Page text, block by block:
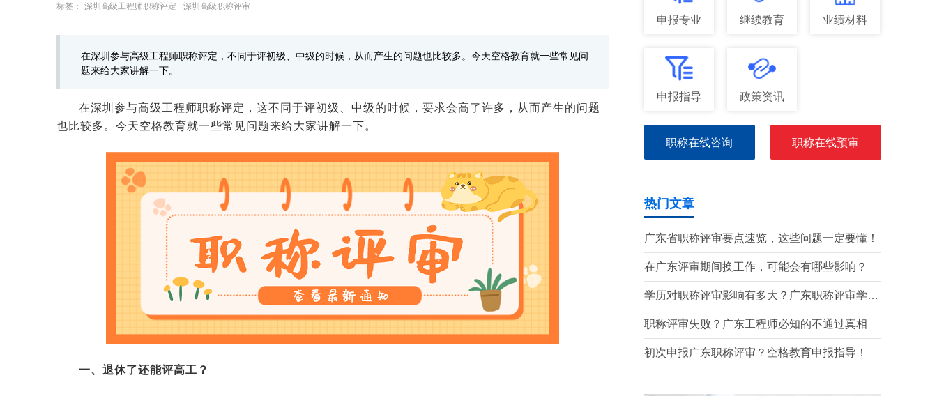
标签： 深圳高级工程师职称评定 深圳高级职称评审
在深圳参与高级工程师职称评定，不同于评初级、中级的时候，从而产生的问题也比较多。今天空格教育就一些常见问
题来给大家讲解一下。
在深圳参与高级工程师职称评定，这不同于评初级、中级的时候，要求会高了许多，从而产生的问题
也比较多。今天空格教育就一些常见问题来给大家讲解一下。
一、退休了还能评高工？
申报专业 继续教育 业绩材料
申报指导 政策资讯
职称在线咨询 职称在线预审
热门文章
广东省职称评审要点速览，这些问题一定要懂！
在广东评审期间换工作，可能会有哪些影响？
学历对职称评审影响有多大？广东职称评审学历
要求盘点
职称评审失败？广东工程师必知的不通过真相
初次申报广东职称评审？空格教育申报指导！